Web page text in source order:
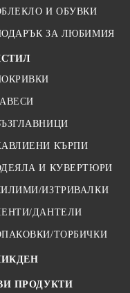
И ОБУВКИ
ЗА ЛЮБИМИЯ
КЪРПИ
И КУВЕРТЮРИ
ИЗТРИВАЛКИ
ДАНТЕЛИ
ТОРБИЧКИ
ПРОДУКТИ